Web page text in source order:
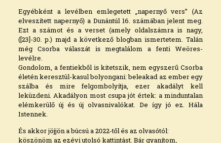
Egyébként a levélben emlegetett „napernyő vers” (Az
elveszített napernyő) a Dunántúl 16. számában jelent meg.
Ezt a számot és a verset (amely oldalszámra is nagy,
([23]-30. p.) majd a következő blogban ismertetem. Talán
még Csorba válaszát is megtalálom a fenti Weöres-
levélre.
Gondolom, a fentiekből is kitetszik, nem egyszerű Csorba
életén keresztül-kasul bolyongani: beleakad az ember egy
szálba és mire felgombolyítja, ezer akadályt kell
leküzdeni. Akadályon most csupa jót értek: a minduntalan
elémkerülő új és új olvasnivalókat. De így jó ez. Hála
Istennek.
És akkor jöjjön a búcsú a 2022-től és az olvasótól:
köszönöm az ezévi utolsó kattintást. Bár gyanítom,